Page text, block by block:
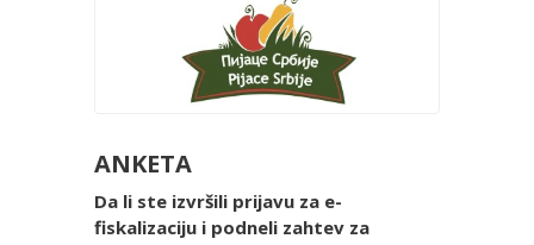
ANKETA
Da li ste izvršili prijavu za e-
fiskalizaciju i podneli zahtev za